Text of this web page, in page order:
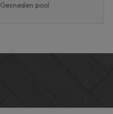
Gesneden pool